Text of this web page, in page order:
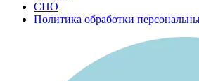
СПО
Политика обработки